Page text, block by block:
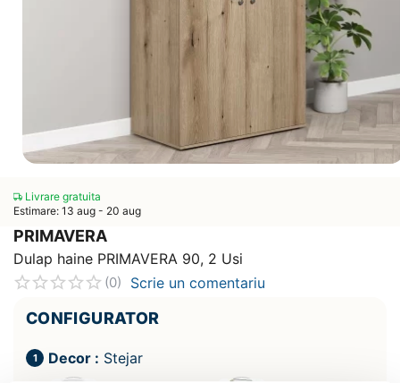
Livrare gratuita
Estimare: 13 aug - 20 aug
PRIMAVERA
Dulap haine PRIMAVERA 90, 2 Usi
(0) Scrie un comentariu
CONFIGURATOR
Decor : Stejar